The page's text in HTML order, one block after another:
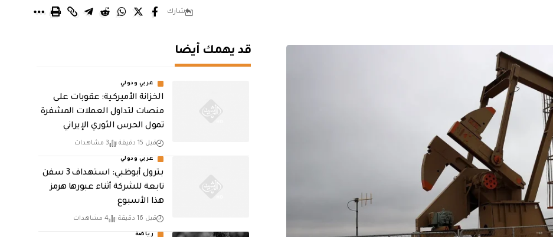
شارك
قد يهمك أيضا
عربي ودولي
الخزانة الأميركية: عقوبات على
منصات لتداول العملات المشفرة
تمول الحرس الثوري الإيراني
قبل 15 دقيقة 3 مشاهدات
عربي ودولي
بترول أبوظبي: استهداف 3 سفن
تابعة للشركة أثناء عبورها هرمز
هذا الأسبوع
قبل 16 دقيقة 4 مشاهدات
رياضة